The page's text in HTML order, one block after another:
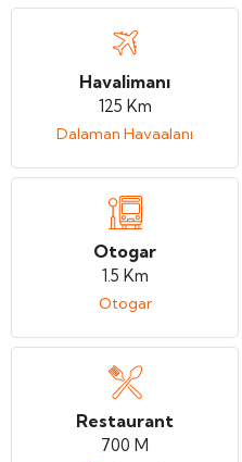
Havalimanı
125 Km
Dalaman Havaalanı
Otogar
1.5 Km
Otogar
Restaurant
700 M